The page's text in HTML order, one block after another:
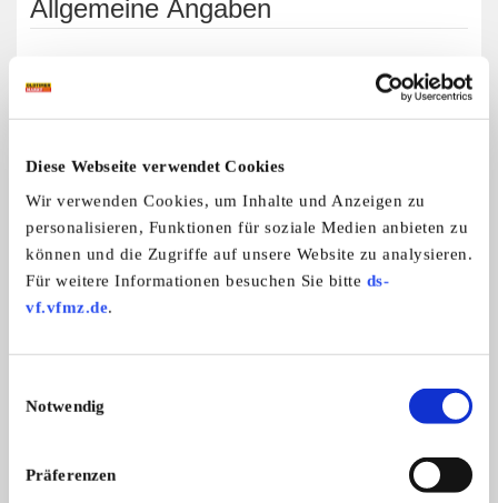
Diese Webseite verwendet Cookies
Wir verwenden Cookies, um Inhalte und Anzeigen zu
personalisieren, Funktionen für soziale Medien anbieten zu
können und die Zugriffe auf unsere Website zu analysieren.
Für weitere Informationen besuchen Sie bitte ds-
vf.vfmz.de.
Notwendig
Präferenzen
Allgemeine Angaben
Alle Marken
OSS Oldtimer-Stammtisch-Süchteln